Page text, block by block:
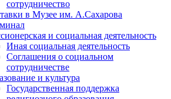
сотрудничество
в Музее им. А.Сахарова
и социальная деятельность
Иная социальная деятельность
Соглашения о социальном
сотрудничестве
и культура
Государственная поддержка